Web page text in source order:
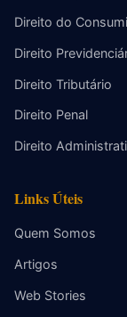
Direito do
Direito
Direito Tributário
Direito Penal
Direito
Links Úteis
Quem Somos
Artigos
Web Stories